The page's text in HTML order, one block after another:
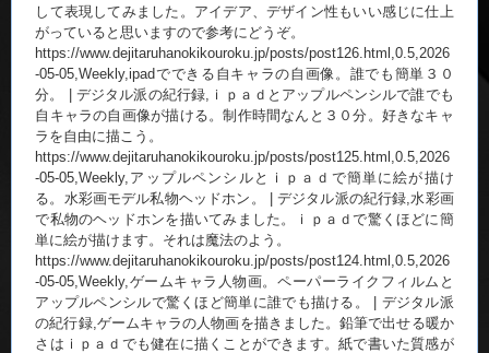
して表現してみました。アイデア、デザイン性もいい感じに仕上
がっていると思いますので参考にどうぞ。
https://www.dejitaruhanokikouroku.jp/posts/post126.html,0.5,2026
-05-05,Weekly,ipadでできる自キャラの自画像。誰でも簡単３０
分。 | デジタル派の紀行録,ｉｐａｄとアップルペンシルで誰でも
自キャラの自画像が描ける。制作時間なんと３０分。好きなキャ
ラを自由に描こう。
https://www.dejitaruhanokikouroku.jp/posts/post125.html,0.5,2026
-05-05,Weekly,アップルペンシルとｉｐａｄで簡単に絵が描け
る。水彩画モデル私物ヘッドホン。 | デジタル派の紀行録,水彩画
で私物のヘッドホンを描いてみました。ｉｐａｄで驚くほどに簡
単に絵が描けます。それは魔法のよう。
https://www.dejitaruhanokikouroku.jp/posts/post124.html,0.5,2026
-05-05,Weekly,ゲームキャラ人物画。ペーパーライクフィルムと
アップルペンシルで驚くほど簡単に誰でも描ける。 | デジタル派
の紀行録,ゲームキャラの人物画を描きました。鉛筆で出せる暖か
さはｉｐａｄでも健在に描くことができます。紙で書いた質感が